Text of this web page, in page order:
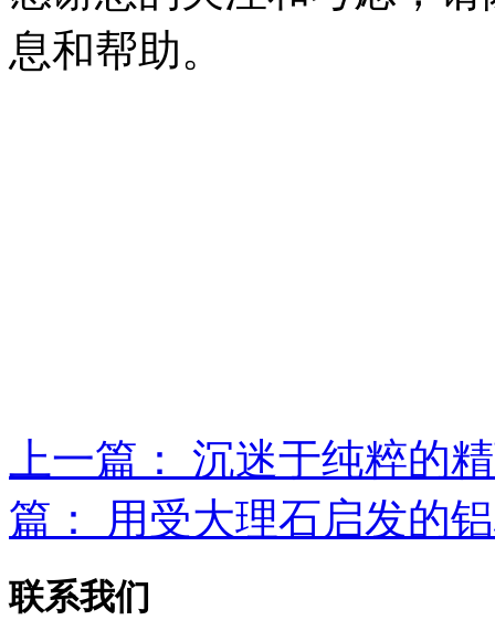
息和帮助。
上一篇： 沉迷于纯粹的
篇： 用受大理石启发的
联系我们